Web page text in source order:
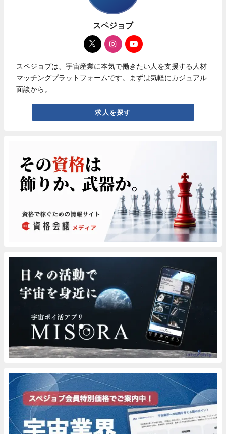
スペジョブ
スペジョブは、宇宙産業に本気で働きたい人を支援する人材
マッチングプラットフォームです。まずは気軽にカジュアル
面談から。
求人を探す